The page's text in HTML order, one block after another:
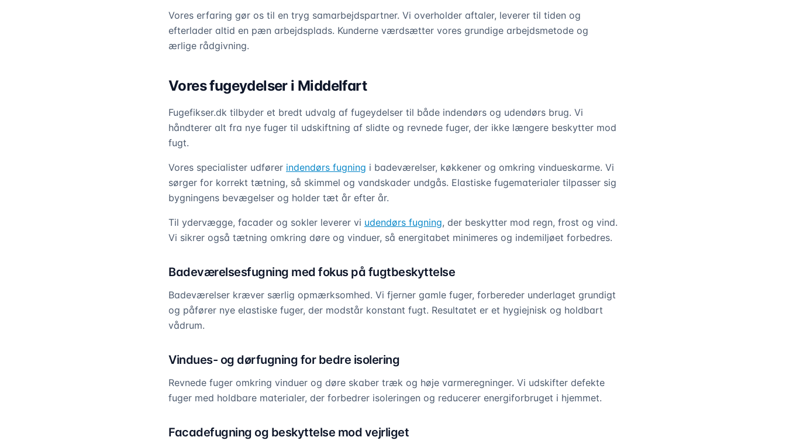
Vores erfaring gør os til en tryg samarbejdspartner. Vi overholder aftaler, leverer til tiden og
efterlader altid en pæn arbejdsplads. Kunderne værdsætter vores grundige arbejdsmetode og
ærlige rådgivning.
Vores fugeydelser i Middelfart
Fugefikser.dk tilbyder et bredt udvalg af fugeydelser til både indendørs og udendørs brug. Vi
håndterer alt fra nye fuger til udskiftning af slidte og revnede fuger, der ikke længere beskytter mod
fugt.
Vores specialister udfører indendørs fugning i badeværelser, køkkener og omkring vindueskarme. Vi
sørger for korrekt tætning, så skimmel og vandskader undgås. Elastiske fugematerialer tilpasser sig
bygningens bevægelser og holder tæt år efter år.
Til ydervægge, facader og sokler leverer vi udendørs fugning, der beskytter mod regn, frost og vind.
Vi sikrer også tætning omkring døre og vinduer, så energitabet minimeres og indemiljøet forbedres.
Badeværelsesfugning med fokus på fugtbeskyttelse
Badeværelser kræver særlig opmærksomhed. Vi fjerner gamle fuger, forbereder underlaget grundigt
og påfører nye elastiske fuger, der modstår konstant fugt. Resultatet er et hygiejnisk og holdbart
vådrum.
Vindues- og dørfugning for bedre isolering
Revnede fuger omkring vinduer og døre skaber træk og høje varmeregninger. Vi udskifter defekte
fuger med holdbare materialer, der forbedrer isoleringen og reducerer energiforbruget i hjemmet.
Facadefugning og beskyttelse mod vejrliget